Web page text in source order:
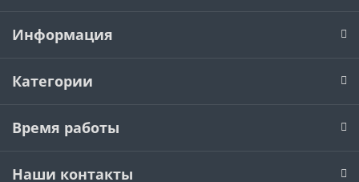
Информация
Категории
Время работы
Наши контакты